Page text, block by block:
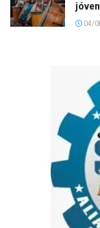
04/